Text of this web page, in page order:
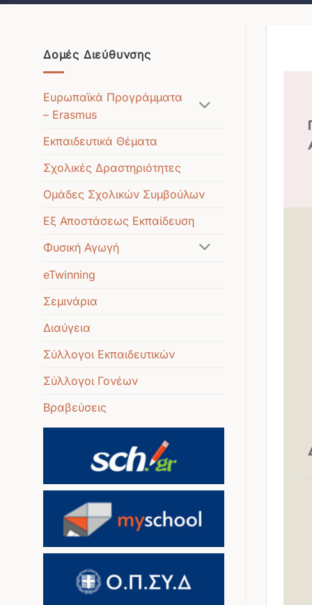
Δομές Διεύθυνσης
Ευρωπαϊκά Προγράμματα
– Erasmus
Εκπαιδευτικά Θέματα
Σχολικές Δραστηριότητες
Ομάδες Σχολικών Συμβούλων
Εξ Αποστάσεως Εκπαίδευση
Φυσική Αγωγή
eTwinning
Σεμινάρια
Διαύγεια
Σύλλογοι Εκπαιδευτικών
Σύλλογοι Γονέων
Βραβεύσεις